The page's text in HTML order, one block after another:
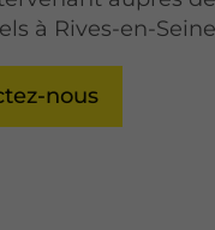
à Rives-en-Seine
nous